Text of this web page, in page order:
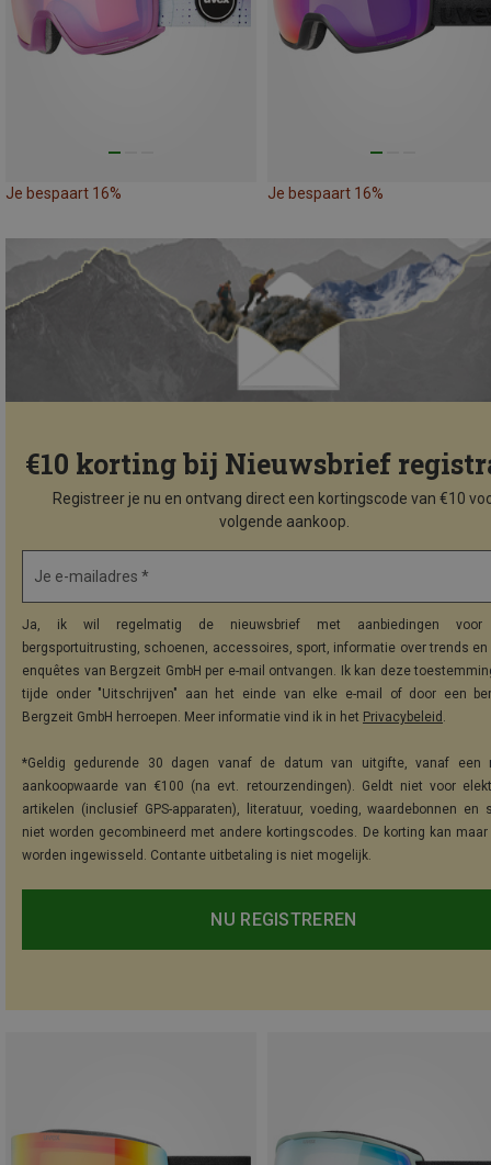
Je bespaart 16% Je bespaart 16%
€10 korting bij Nieuwsbrief
Registreer je nu en ontvang direct een kortingscode van €10
volgende aankoop.
Je e-mailadres *
Ja, ik wil regelmatig de nieuwsbrief met aanbiedingen voor
bergsportuitrusting, schoenen, accessoires, sport, informatie over trends
enquêtes van Bergzeit GmbH per e-mail ontvangen. Ik kan deze
tijde onder "Uitschrijven" aan het einde van elke e-mail of door een
Bergzeit GmbH herroepen. Meer informatie vind ik in het Privacybeleid .
*Geldig gedurende 30 dagen vanaf de datum van uitgifte, vanaf een
aankoopwaarde van €100 (na evt. retourzendingen). Geldt niet voor
artikelen (inclusief GPS-apparaten), literatuur, voeding, waardebonnen en
niet worden gecombineerd met andere kortingscodes. De korting kan maar
worden ingewisseld. Contante uitbetaling is niet mogelijk.
NU REGISTREREN